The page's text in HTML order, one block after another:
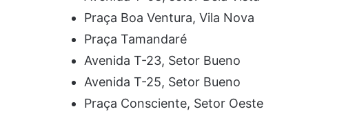
Praça Boa Ventura, Vila Nova
Praça Tamandaré
Avenida T-23, Setor Bueno
Avenida T-25, Setor Bueno
Praça Consciente, Setor Oeste